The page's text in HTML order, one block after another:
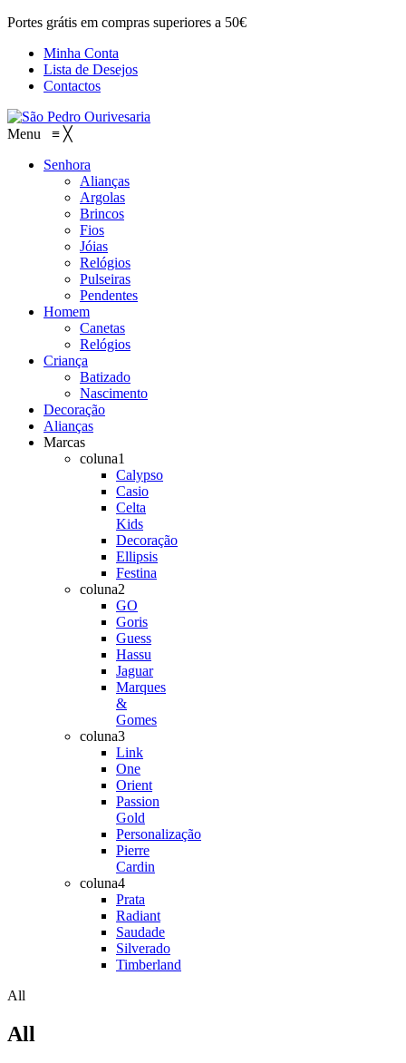
Portes grátis em compras superiores a 50€
Minha Conta
Lista de Desejos
Contactos
Menu ≡ ╳
Senhora
Alianças
Argolas
Brincos
Fios
Jóias
Relógios
Pulseiras
Pendentes
Homem
Canetas
Relógios
Criança
Batizado
Nascimento
Decoração
Alianças
Marcas
coluna1
Calypso
Casio
Celta
Kids
Decoração
Ellipsis
Festina
coluna2
GO
Goris
Guess
Hassu
Jaguar
Marques
&
Gomes
coluna3
Link
One
Orient
Passion
Gold
Personalização
Pierre
Cardin
coluna4
Prata
Radiant
Saudade
Silverado
Timberland
All
All